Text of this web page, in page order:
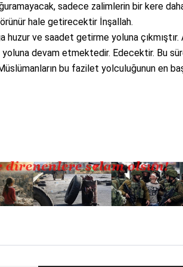
sadece zalimlerin bir kere
hale getirecektir İnşallah.
huzur ve saadet getirme yoluna
devam etmektedir. Edecektir. Bu
bu fazilet yolculuğunun en